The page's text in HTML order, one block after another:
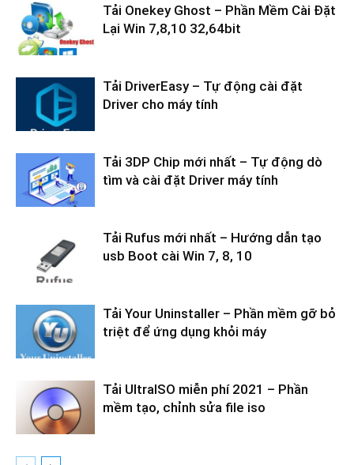
Tải Onekey Ghost – Phần Mềm Cài Đặt
Lại Win 7,8,10 32,64bit
Tải DriverEasy – Tự động cài đặt
Driver cho máy tính
Tải 3DP Chip mới nhất – Tự động dò
tìm và cài đặt Driver máy tính
Tải Rufus mới nhất – Hướng dẫn tạo
usb Boot cài Win 7, 8, 10
Tải Your Uninstaller – Phần mềm gỡ bỏ
triệt để ứng dụng khỏi máy
Tải UltraISO miễn phí 2021 – Phần
mềm tạo, chỉnh sửa file iso